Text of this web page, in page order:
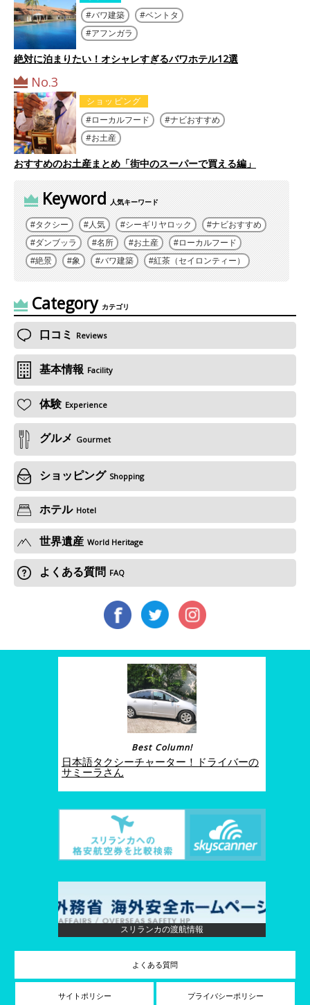
バワ建築
ベントタ
アフンガラ
絶対に泊まりたい！オシャレすぎるバワホテル12選
No.3
ショッピング
ローカルフード
ナビおすすめ
お土産
おすすめのお土産まとめ「街中のスーパーで買える編」
Keyword 人気キーワード
タクシー 人気 シーギリヤロック
ナビおすすめ
ダンブッラ
名所 お土産
ローカルフード
絶景
象 バワ建築 紅茶（セイロンティー）
Category カテゴリ
口コミ Reviews
基本情報 Facility
体験 Experience
グルメ Gourmet
ショッピング Shopping
ホテル Hotel
世界遺産 World Heritage
よくある質問 FAQ
Best Column!
日本語タクシーチャーター！ドライバーの
サミーラさん
スリランカの渡航情報
よくある質問
サイトポリシー プライバシーポリシー